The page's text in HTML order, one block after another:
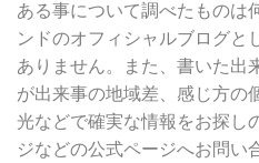
ある事について調べたものは
ンドのオフィシャルブログと
ありません。また、書いた出
が出来事の地域差、感じ方の
光などで確実な情報をお探し
ジなどの公式ページへお問い